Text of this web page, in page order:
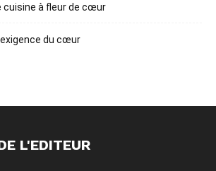
cuisine à fleur de cœur
du cœur
L'EDITEUR